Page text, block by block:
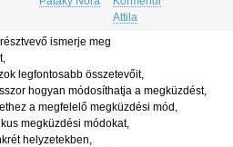
Attila
ismerje meg
legfontosabb összetevőit,
hogyan módosíthatja a megküzdést,
a megfelelő megküzdési mód,
megküzdési módokat,
helyzetekben,